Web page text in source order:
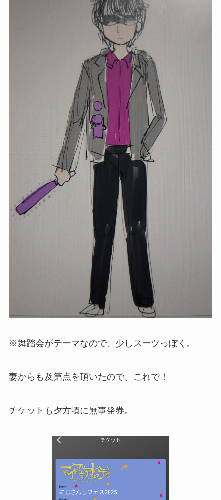
※舞踏会がテーマなので、少しスーツっぽく。
妻からも及第点を頂いたので、これで！
チケットも夕方頃に無事発券。